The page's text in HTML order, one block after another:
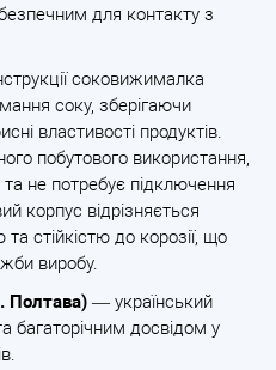
для контакту з
соковижималка
соку, зберігаючи
властивості продуктів.
побутового використання,
не потребує підключення
корпус відрізняється
та стійкістю до корозії, що
виробу.
— український
багаторічним досвідом у